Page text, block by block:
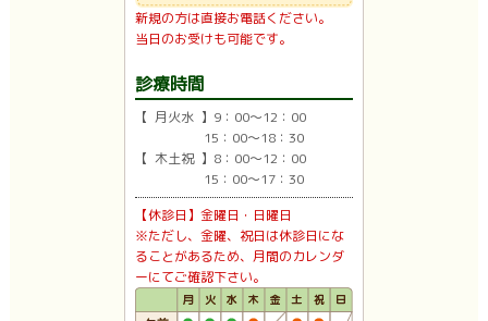
新規の方は直接お電話ください。
当日のお受けも可能です。
診療時間
【 月火水 】9：00〜12：00
15：00〜18：30
【 木土祝 】8：00〜12：00
15：00〜17：30
【休診日】金曜日・日曜日
※ただし、金曜、祝日は休診日にな
ることがあるため、月間のカレンダ
ーにてご確認下さい。